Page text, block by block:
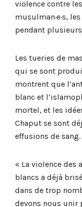
violence contre
musulman·e·s,
pendant plusieurs
Les tueries de
qui se sont
montrent que
blanc et
mortel, et les
Chaput se sont
effusions de sang.
« La violence des
blancs a déjà
dans de trop
devons nous unir